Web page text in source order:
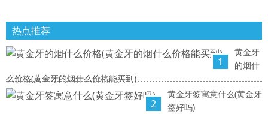
热点推荐
1
黄金牙
的烟什
么价格(黄金牙的烟什么价格能买到)
2
黄金牙签寓意什么(黄金牙
签好吗)